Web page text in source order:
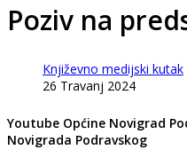
Poziv na
Književno medijski kutak
26 Travanj 2024
Youtube Općine Novigrad
Novigrada Podravskog